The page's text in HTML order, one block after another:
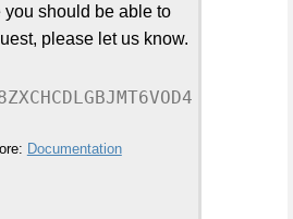
you should be able to
please let us know.
Documentation